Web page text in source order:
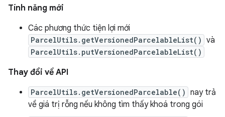
Tính năng mới
Các phương thức tiện lợi mới
ParcelUtils.getVersionedParcelableList() và
ParcelUtils.putVersionedParcelableList()
Thay đổi về API
ParcelUtils.getVersionedParcelable() nay trả
về giá trị rỗng nếu không tìm thấy khoá trong gói